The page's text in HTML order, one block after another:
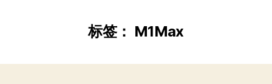
标签： M1Max